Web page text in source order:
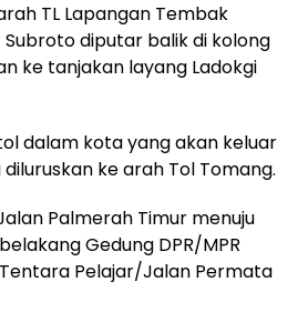
TL Lapangan Tembak
diputar balik di kolong
ke tanjakan layang Ladokgi
dalam kota yang akan keluar
ke arah Tol Tomang.
Palmerah Timur menuju
Gedung DPR/MPR
Pelajar/Jalan Permata